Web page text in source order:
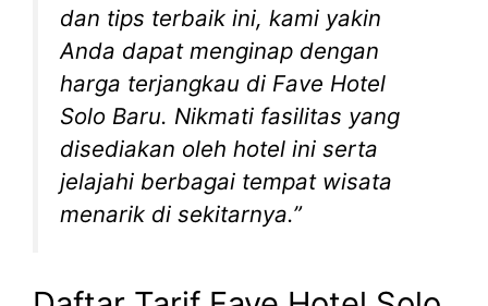
dan tips terbaik ini, kami yakin
Anda dapat menginap dengan
harga terjangkau di Fave Hotel
Solo Baru. Nikmati fasilitas yang
disediakan oleh hotel ini serta
jelajahi berbagai tempat wisata
menarik di sekitarnya.”